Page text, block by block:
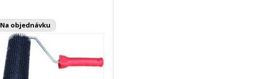
Na objednávku